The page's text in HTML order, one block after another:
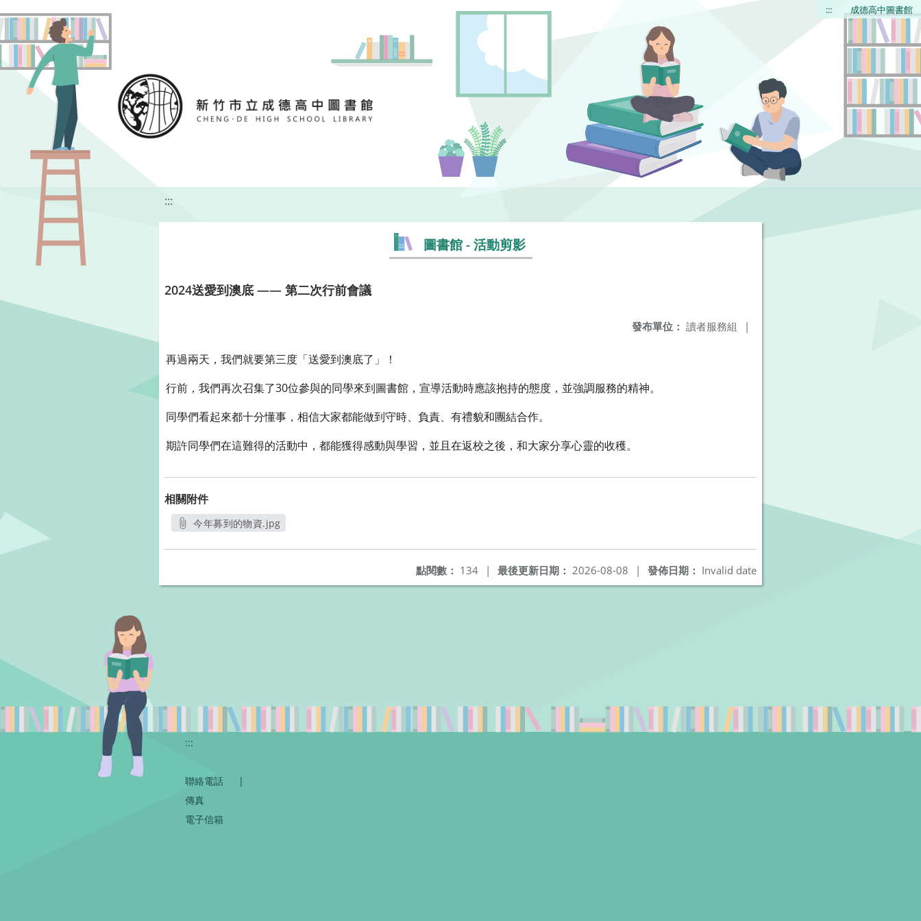
::: 成德高中圖書館
:::
圖書館 - 活動剪影
2024送愛到澳底 —— 第二次行前會議
發布單位： 讀者服務組 |
再過兩天，我們就要第三度「送愛到澳底了」！
行前，我們再次召集了30位參與的同學來到圖書館，宣導活動時應該抱持的態度，並強調服務的精神。
同學們看起來都十分懂事，相信大家都能做到守時、負責、有禮貌和團結合作。
期許同學們在這難得的活動中，都能獲得感動與學習，並且在返校之後，和大家分享心靈的收穫。
相關附件
今年募到的物資.jpg
發佈日期： Invalid date
最後更新日期： 2026-08-08 |
點閱數： 134 |
:::
聯絡電話
|
傳真
電子信箱